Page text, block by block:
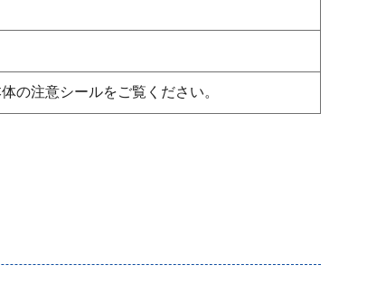
の注意シールをご覧ください。